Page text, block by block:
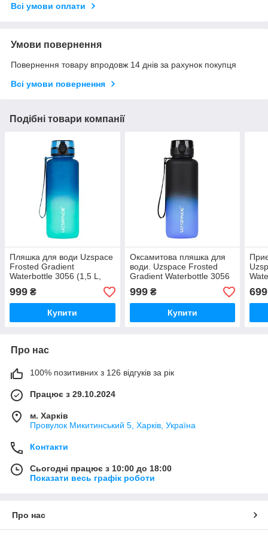
Всі умови оплати
Умови повернення
Повернення товару впродовж 14 днів за рахунок покупця
Всі умови повернення
Подібні товари компанії
Пляшка для води Uzspace
Frosted Gradient
Waterbottle 3056 (1,5 L,
blue/green)
999 ₴
Купити
Оксамитова пляшка для
води. Uzspace Frosted
Gradient Waterbottle 3056
(1,5 L, black/blue)
999₴
Купити
699
Про нас
100% позитивних з 126 відгуків за рік
Працює з 29.10.2024
м. Харків
Провулок Микитинський 5, Харків, Україна
Контакти
Сьогодні працює з 10:00 до 18:00
Показати весь графік роботи
Про нас